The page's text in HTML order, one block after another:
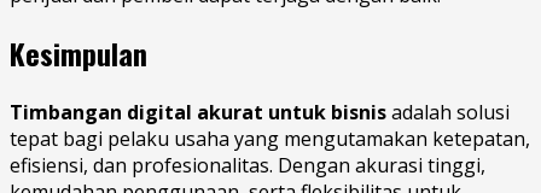
Kesimpulan
Timbangan digital akurat untuk bisnisadalah solusi
tepat bagi pelaku usaha yang mengutamakan ketepatan,
efisiensi, dan profesionalitas. Dengan akurasi tinggi,